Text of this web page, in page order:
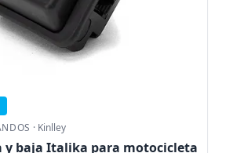
· Kinlley
y baja Italika para motocicleta